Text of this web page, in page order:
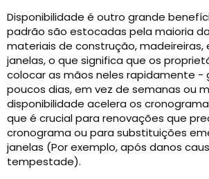
Disponibilidade é outro grande
padrão são estocadas pela maioria
materiais de construção, madeireiras,
janelas, o que significa que os
colocar as mãos neles rapidamente -
poucos dias, em vez de semanas ou
disponibilidade acelera os
que é crucial para renovações que
cronograma ou para substituições
janelas (Por exemplo, após danos
tempestade).